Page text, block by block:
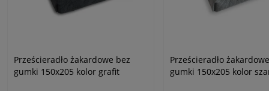
Prześcieradło żakardowe bez
gumki 150x205 kolor grafit
Prześcieradło
gumki 150x205 kolor